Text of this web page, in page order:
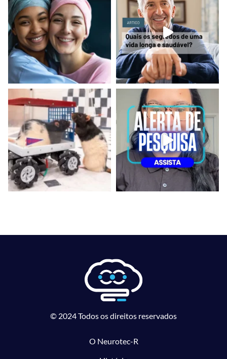
© 2024 Todos os direitos reservados
O Neurotec-R